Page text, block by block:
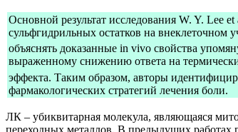
Основной результат исследования W. Y. Lee
сульфгидрильных остатков на внеклеточном
объяснять доказанные in vivo свойства
выраженному снижению ответа на
эффекта. Таким образом, авторы
фармакологических стратегий лечения боли.
ЛК – убиквитарная молекула, являющаяся